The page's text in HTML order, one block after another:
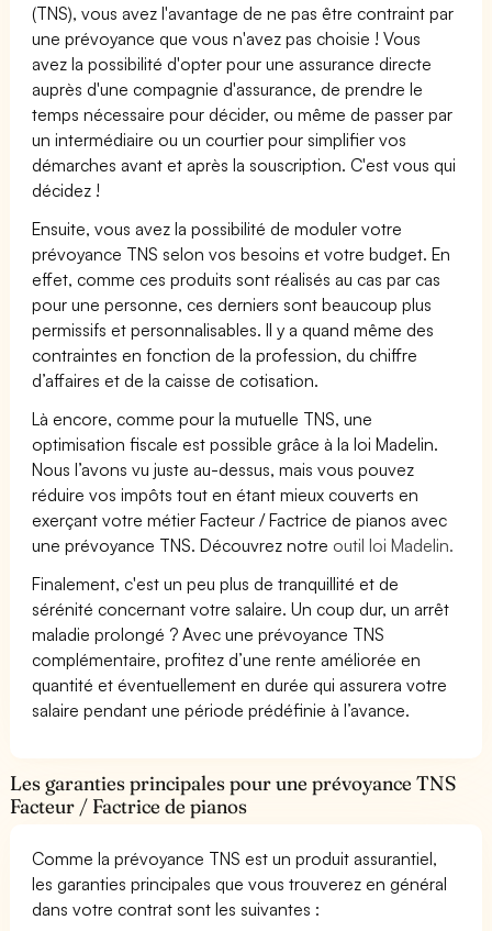
(TNS), vous avez l'avantage de ne pas être contraint par
une prévoyance que vous n'avez pas choisie ! Vous
avez la possibilité d'opter pour une assurance directe
auprès d'une compagnie d'assurance, de prendre le
temps nécessaire pour décider, ou même de passer par
un intermédiaire ou un courtier pour simplifier vos
démarches avant et après la souscription. C'est vous qui
décidez !
Ensuite, vous avez la possibilité de moduler votre
prévoyance TNS selon vos besoins et votre budget. En
effet, comme ces produits sont réalisés au cas par cas
pour une personne, ces derniers sont beaucoup plus
permissifs et personnalisables. Il y a quand même des
contraintes en fonction de la profession, du chiffre
d’affaires et de la caisse de cotisation.
Là encore, comme pour la mutuelle TNS, une
optimisation fiscale est possible grâce à la loi Madelin.
Nous l’avons vu juste au-dessus, mais vous pouvez
réduire vos impôts tout en étant mieux couverts en
exerçant votre métier Facteur / Factrice de pianos avec
une prévoyance TNS. Découvrez notre outil loi Madelin.
Finalement, c'est un peu plus de tranquillité et de
sérénité concernant votre salaire. Un coup dur, un arrêt
maladie prolongé ? Avec une prévoyance TNS
complémentaire, profitez d’une rente améliorée en
quantité et éventuellement en durée qui assurera votre
salaire pendant une période prédéfinie à l’avance.
Les garanties principales pour une prévoyance TNS
Facteur / Factrice de pianos
Comme la prévoyance TNS est un produit assurantiel,
les garanties principales que vous trouverez en général
dans votre contrat sont les suivantes :